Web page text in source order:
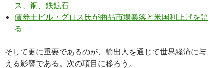
ス、銅、鉄鉱石
債券王ビル・グロス氏が商品市場暴落と米国利上げを語
る
そして更に重要であるのが、輸出入を通じて世界経済に与
える影響である。次の項目に移ろう。